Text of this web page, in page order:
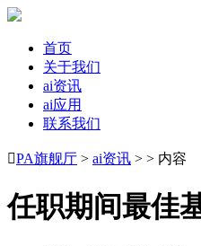
首页
关于我们
ai资讯
ai应用
联系我们
PA旗舰厅 > ai资讯 > > 内容
任职期间最佳